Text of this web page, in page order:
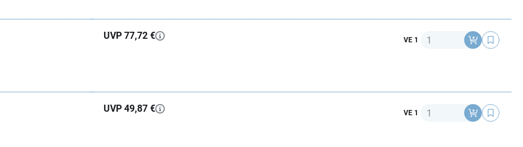
UVP 77,72 € VE 1 Anzahl
UVP 49,87 € VE 1 Anzahl